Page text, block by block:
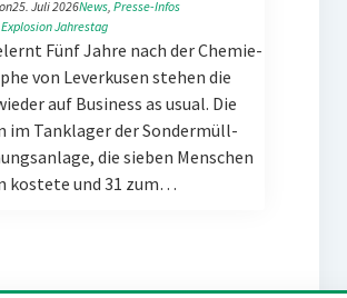
25. Juli 2026News, Presse-Infos
ExplosionJahrestag
Fünf Jahre nach der Chemie-
von Leverkusen stehen die
auf Business as usual. Die
im Tanklager der Sondermüll-
die sieben Menschen
kostete und 31 zum…